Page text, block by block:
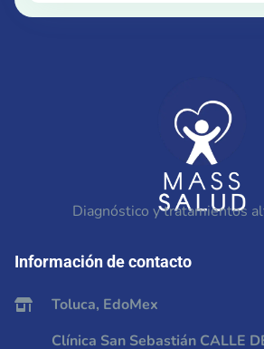
Diagnóstico y tratamientos
Información de contacto
Toluca, EdoMex
Clínica San Sebastián CALLE